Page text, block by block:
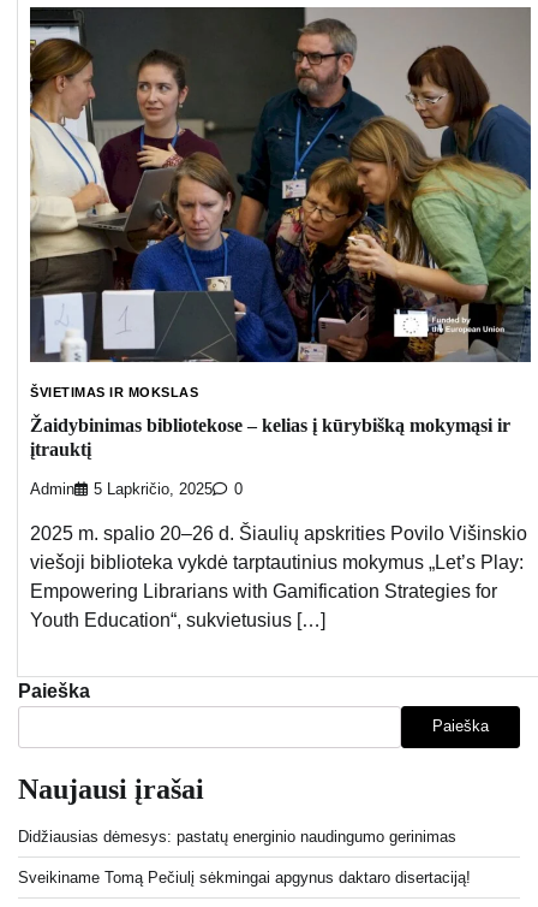
ŠVIETIMAS IR MOKSLAS
Žaidybinimas bibliotekose – kelias į kūrybišką mokymąsi ir
įtrauktį
Admin 5 Lapkričio, 2025 0
2025 m. spalio 20–26 d. Šiaulių apskrities Povilo Višinskio
viešoji biblioteka vykdė tarptautinius mokymus „Let’s Play:
Empowering Librarians with Gamification Strategies for
Youth Education“, sukvietusius […]
Paieška
Paieška
Naujausi įrašai
Didžiausias dėmesys: pastatų energinio naudingumo gerinimas
Sveikiname Tomą Pečiulį sėkmingai apgynus daktaro disertaciją!